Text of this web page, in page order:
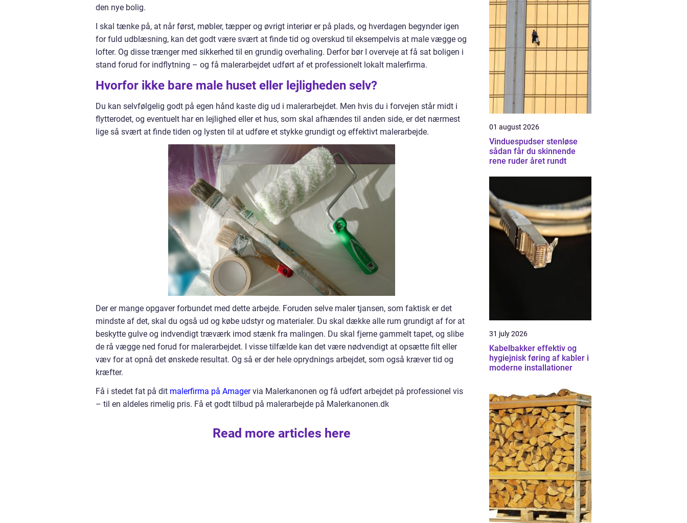
den nye bolig.
I skal tænke på, at når først, møbler, tæpper og øvrigt interiør er på plads, og hverdagen begynder igen
for fuld udblæsning, kan det godt være svært at finde tid og overskud til eksempelvis at male vægge og
lofter. Og disse trænger med sikkerhed til en grundig overhaling. Derfor bør I overveje at få sat boligen i
stand forud for indflytning – og få malerarbejdet udført af et professionelt lokalt malerfirma.
Hvorfor ikke bare male huset eller lejligheden selv?
Du kan selvfølgelig godt på egen hånd kaste dig ud i malerarbejdet. Men hvis du i forvejen står midt i
flytterodet, og eventuelt har en lejlighed eller et hus, som skal afhændes til anden side, er det nærmest
lige så svært at finde tiden og lysten til at udføre et stykke grundigt og effektivt malerarbejde.
Der er mange opgaver forbundet med dette arbejde. Foruden selve maler tjansen, som faktisk er det
mindste af det, skal du også ud og købe udstyr og materialer. Du skal dække alle rum grundigt af for at
beskytte gulve og indvendigt træværk imod stænk fra malingen. Du skal fjerne gammelt tapet, og slibe
de rå vægge ned forud for malerarbejdet. I visse tilfælde kan det være nødvendigt at opsætte filt eller
væv for at opnå det ønskede resultat. Og så er der hele oprydnings arbejdet, som også kræver tid og
kræfter.
Få i stedet fat på dit malerfirma på Amagervia Malerkanonen og få udført arbejdet på professionel vis
– til en aldeles rimelig pris. Få et godt tilbud på malerarbejde på Malerkanonen.dk
Read more articles here
01 august 2026
Vinduespudser stenløse
sådan får du skinnende
rene ruder året rundt
31 july 2026
Kabelbakker effektiv og
hygiejnisk føring af kabler i
moderne installationer